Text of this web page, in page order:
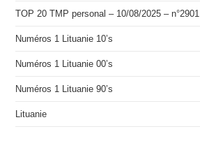
TOP 20 TMP personal – 10/08/2025 – n°2901
Numéros 1 Lituanie 10’s
Numéros 1 Lituanie 00’s
Numéros 1 Lituanie 90’s
Lituanie